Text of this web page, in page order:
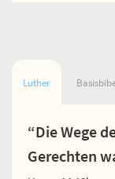
Luther
“Die Wege
Gerechten